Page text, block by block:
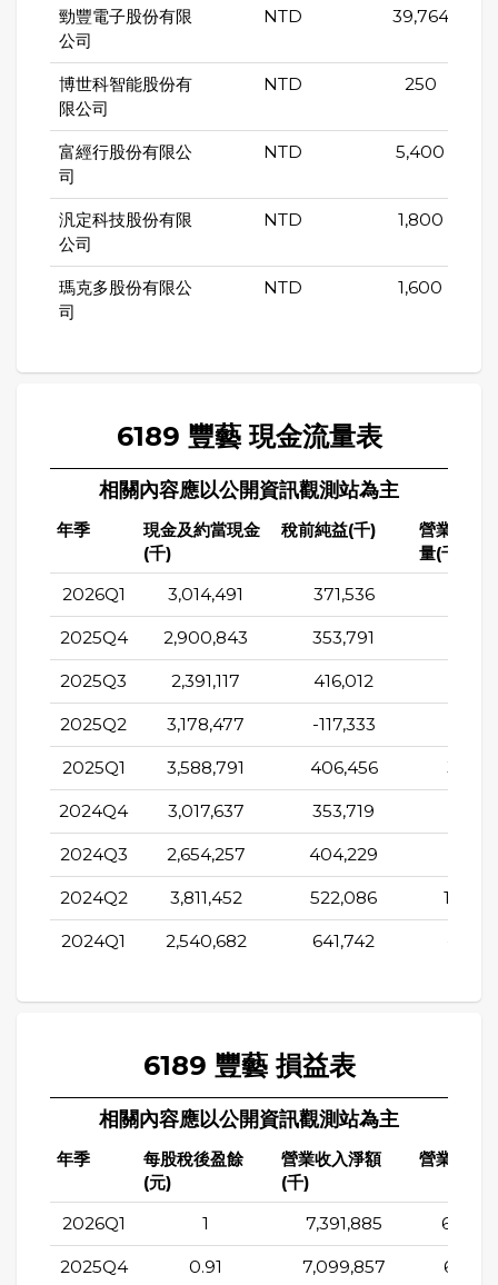
勁豐電子股份有限
公司
NTD 39,764
博世科智能股份有
限公司
NTD 250
富經行股份有限公
司
NTD 5,400
汎定科技股份有限
公司
NTD 1,800
瑪克多股份有限公
司
NTD 1,600
6189 豐藝 現金流量表
相關內容應以公開資訊觀測站為主
年季
現金及約當現金
(千)
稅前純益(千)
營業活動
量(千)
2026Q1 3,014,491 371,536
2025Q4 2,900,843 353,791
2025Q3 2,391,117 416,012
2025Q2 3,178,477 -117,333
2025Q1 3,588,791 406,456
2024Q4 3,017,637 353,719
2024Q3 2,654,257 404,229
2024Q2 3,811,452 522,086
2024Q1 2,540,682 641,742
6189 豐藝 損益表
相關內容應以公開資訊觀測站為主
年季
每股稅後盈餘
(元)
營業收入淨額
(千)
營業成本(
2026Q1 1 7,391,885
2025Q4 0.91 7,099,857